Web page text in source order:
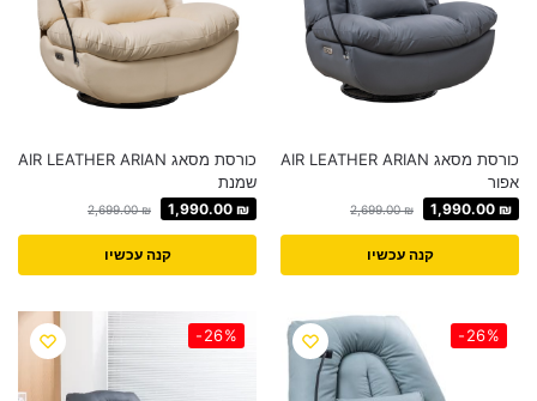
כורסת מסאג AIR LEATHER ARIAN
אפור
2,699.00₪ 1,990.00 ₪
קנה עכשיו
כורסת מסאג AIR LEATHER ARIAN
שמנת
2,699.00₪ 1,990.00 ₪
קנה עכשיו
-26%
-26%